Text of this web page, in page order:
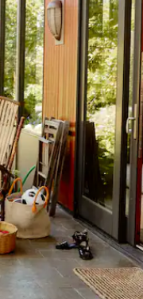
ou en appuyant et en